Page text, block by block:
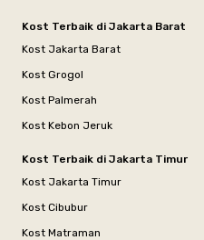
Kost Terbaik di Jakarta Barat
Kost Jakarta Barat
Kost Grogol
Kost Palmerah
Kost Kebon Jeruk
Kost Terbaik di Jakarta Timur
Kost Jakarta Timur
Kost Cibubur
Kost Matraman